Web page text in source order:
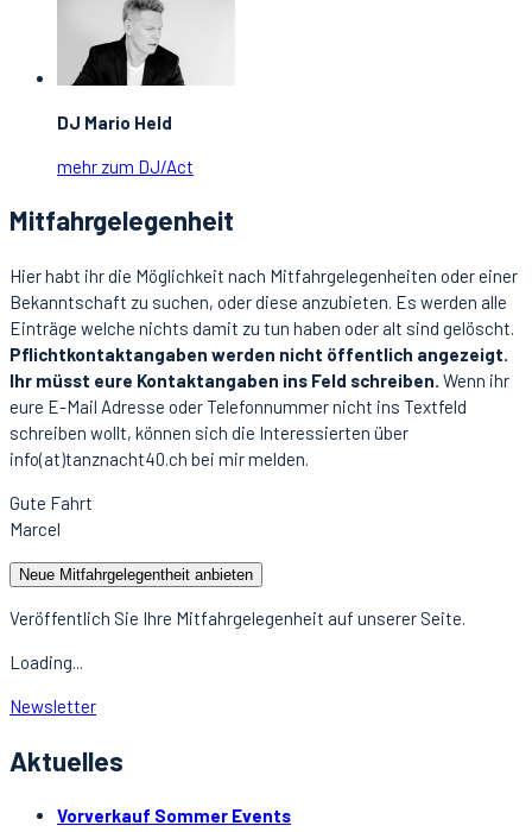
DJ Mario Held
mehr zum DJ/Act
Mitfahrgelegenheit
Hier habt ihr die Möglichkeit nach Mitfahrgelegenheiten oder einer
Bekanntschaft zu suchen, oder diese anzubieten. Es werden alle
Einträge welche nichts damit zu tun haben oder alt sind gelöscht.
Pflichtkontaktangaben werden nicht öffentlich angezeigt.
Ihr müsst eure Kontaktangaben ins Feld schreiben. Wenn ihr
eure E-Mail Adresse oder Telefonnummer nicht ins Textfeld
schreiben wollt, können sich die Interessierten über
info(at)tanznacht40.ch bei mir melden.
Gute Fahrt
Marcel
Neue Mitfahrgelegentheit anbieten
Veröffentlich Sie Ihre Mitfahrgelegenheit auf unserer Seite.
Loading...
Newsletter
Aktuelles
Vorverkauf Sommer Events